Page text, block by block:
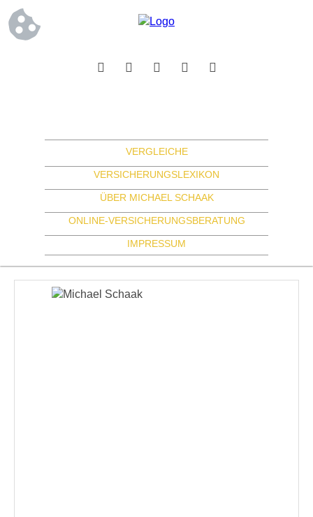
VERGLEICHE
VERSICHERUNGSLEXIKON
ÜBER MICHAEL SCHAAK
ONLINE-VERSICHERUNGSBERATUNG
IMPRESSUM